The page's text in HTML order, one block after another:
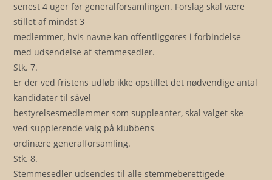
senest 4 uger før generalforsamlingen. Forslag skal være
stillet af mindst 3
medlemmer, hvis navne kan offentliggøres i forbindelse
med udsendelse af stemmesedler.
Stk. 7.
Er der ved fristens udløb ikke opstillet det nødvendige antal
kandidater til såvel
bestyrelsesmedlemmer som suppleanter, skal valget ske
ved supplerende valg på klubbens
ordinære generalforsamling.
Stk. 8.
Stemmesedler udsendes til alle stemmeberettigede